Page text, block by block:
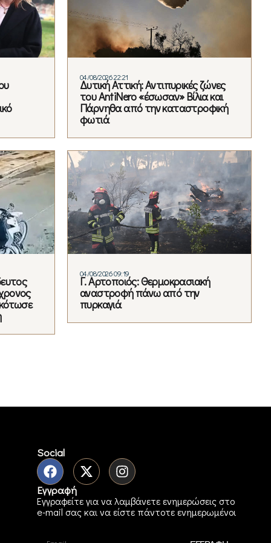
04/08/2026 22:21
Δυτική Αττική: Αντιπυρικές ζώνες
του AntiNero «έσωσαν» Βίλια και
Πάρνηθα από την καταστροφική
φωτιά
04/08/2026 09:19
Γ. Αρτοποιός: Θερμοκρασιακή
αναστροφή πάνω από την
πυρκαγιά
Social
Εγγραφή
Εγγραφείτε για να λαμβάνετε ενημερώσεις στο
e-mail σας και να είστε πάντοτε ενημερωμένοι